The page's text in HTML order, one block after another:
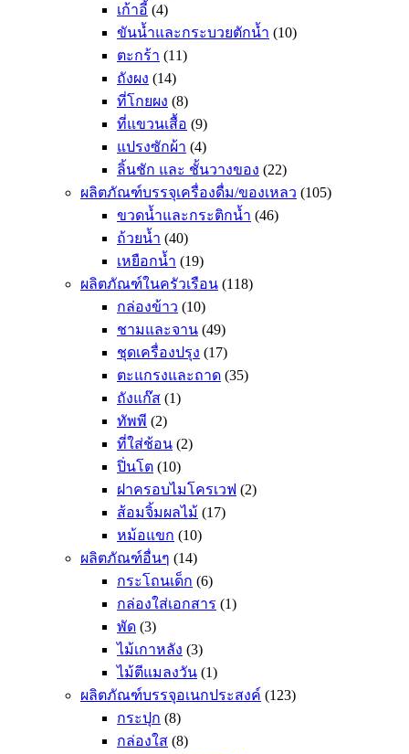
เก้าอี้ (4)
ขันน้ำและกระบวยตักน้ำ (10)
ตะกร้า (11)
ถังผง (14)
ที่โกยผง (8)
ที่แขวนเสื้อ (9)
แปรงซักผ้า (4)
ลิ้นชัก และ ชั้นวางของ (22)
ผลิตภัณฑ์บรรจุเครื่องดื่ม/ของเหลว (105)
ขวดน้ำและกระติกน้ำ (46)
ถ้วยน้ำ (40)
เหยือกน้ำ (19)
ผลิตภัณฑ์ในครัวเรือน (118)
กล่องข้าว (10)
ชามและจาน (49)
ชุดเครื่องปรุง (17)
ตะแกรงและถาด (35)
ถังแก๊ส (1)
ทัพพี (2)
ที่ใส่ช้อน (2)
ปิ่นโต (10)
ฝาครอบไมโครเวฟ (2)
ส้อมจิ้มผลไม้ (17)
หม้อแขก (10)
ผลิตภัณฑ์อื่นๆ (14)
กระโถนเด็ก (6)
กล่องใส่เอกสาร (1)
พัด (3)
ไม้เกาหลัง (3)
ไม้ตีแมลงวัน (1)
ผลิตภัณฑ์บรรจุอเนกประสงค์ (123)
กระปุก (8)
กล่องใส (8)